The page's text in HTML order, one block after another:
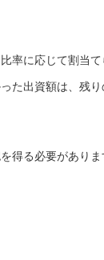
率に応じて割当
た出資額は、残
得る必要がありま